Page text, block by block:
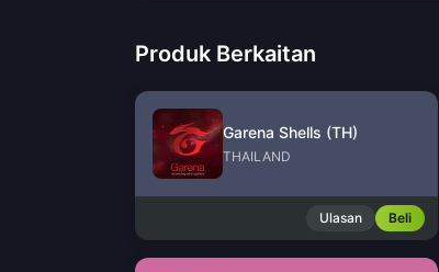
Produk Berkaitan
Garena Shells (TH)
THAILAND
Ulasan Beli